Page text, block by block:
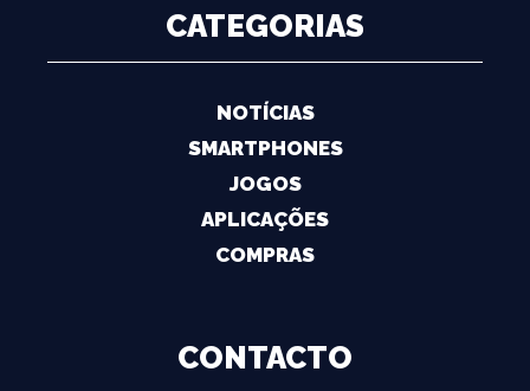
CATEGORIAS
NOTÍCIAS
SMARTPHONES
JOGOS
APLICAÇÕES
COMPRAS
CONTACTO